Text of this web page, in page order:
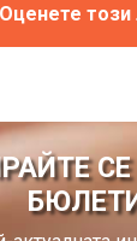
Оценете този